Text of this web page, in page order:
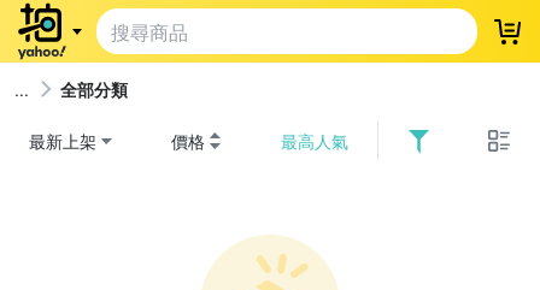
登
全部分類
最新上架 價格 最高人氣